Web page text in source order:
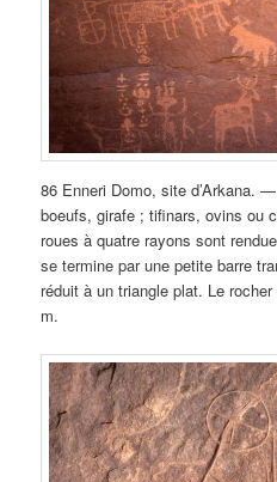
86 Enneri Domo, site d’Arkana.
boeufs, girafe ; tifinars, ovins ou
roues à quatre rayons sont
se termine par une petite barre
réduit à un triangle plat. Le
m.